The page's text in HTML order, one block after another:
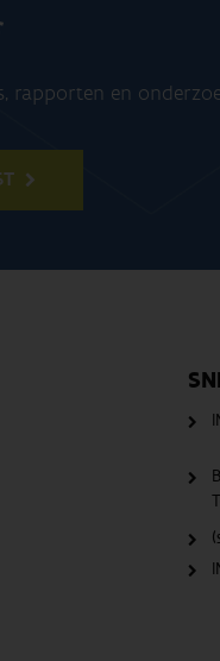
rapporten en